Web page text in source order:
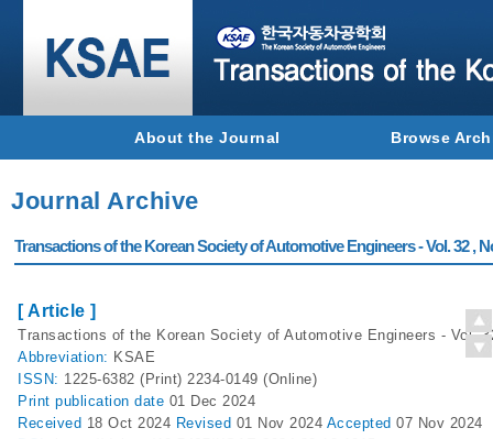
About the Journal Browse
Journal Archive
Transactions of the Korean Society of Automotive Engineers - Vol. 32 ,
[ Article ]
Transactions of the Korean Society of Automotive Engineers - Vol.
Abbreviation: KSAE
ISSN: 1225-6382 (Print) 2234-0149 (Online)
Print publication date 01 Dec 2024
Received 18 Oct 2024 Revised 01 Nov 2024 Accepted 07 Nov 2024